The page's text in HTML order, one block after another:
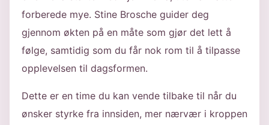
forberede mye. Stine Brosche guider deg
gjennom økten på en måte som gjør det lett å
følge, samtidig som du får nok rom til å tilpasse
opplevelsen til dagsformen.
Dette er en time du kan vende tilbake til når du
ønsker styrke fra innsiden, mer nærvær i kroppen